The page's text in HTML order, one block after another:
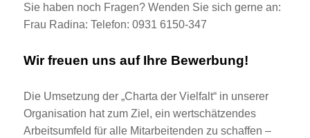
Sie haben noch Fragen? Wenden Sie sich gerne an:
Frau Radina: Telefon: 0931 6150-347
Wir freuen uns auf Ihre Bewerbung!
Die Umsetzung der „Charta der Vielfalt“ in unserer
Organisation hat zum Ziel, ein wertschätzendes
Arbeitsumfeld für alle Mitarbeitenden zu schaffen –